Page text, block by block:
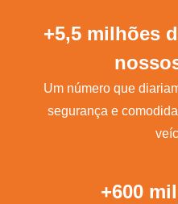
+5,5 milhões
Um número que
segurança e
+600